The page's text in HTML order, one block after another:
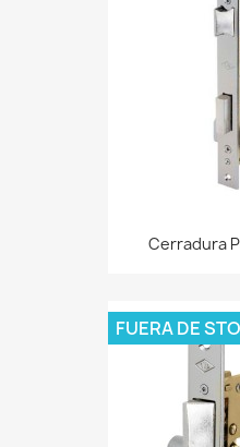
Cerradura
FUERA DE